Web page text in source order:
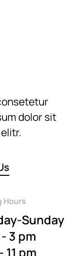
dolor sit
Hours
Sunday
- 3 pm
11 pm